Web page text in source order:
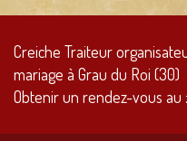
Creiche Traiteur
mariage à Grau du Roi (30)
Obtenir un rendez-vous au :